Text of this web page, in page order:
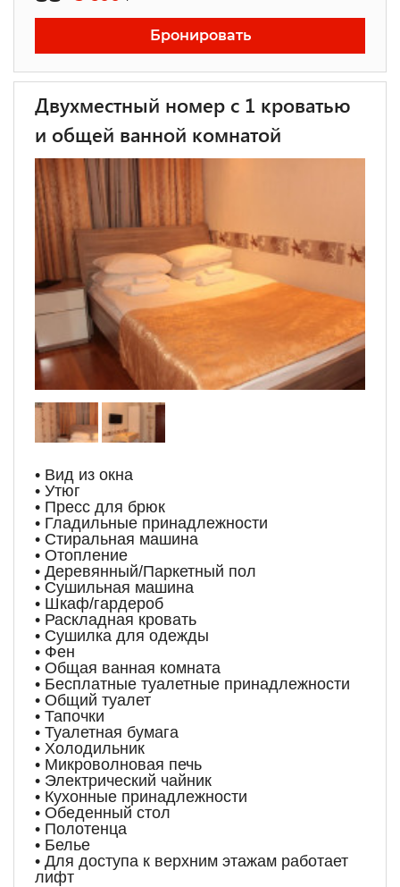
Бронировать
Двухместный номер с 1 кроватью
и общей ванной комнатой
• Вид из окна
• Утюг
• Пресс для брюк
• Гладильные принадлежности
• Стиральная машина
• Отопление
• Деревянный/Паркетный пол
• Сушильная машина
• Шкаф/гардероб
• Раскладная кровать
• Сушилка для одежды
• Фен
• Общая ванная комната
• Бесплатные туалетные принадлежности
• Общий туалет
• Тапочки
• Туалетная бумага
• Холодильник
• Микроволновая печь
• Электрический чайник
• Кухонные принадлежности
• Обеденный стол
• Полотенца
• Белье
• Для доступа к верхним этажам работает
лифт